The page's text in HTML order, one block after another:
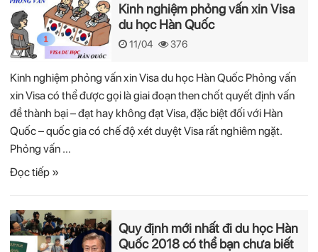
Kinh nghiệm phỏng vấn xin Visa
du học Hàn Quốc
11/04 376
Kinh nghiệm phỏng vấn xin Visa du học Hàn Quốc Phỏng vấn
xin Visa có thể được gọi là giai đoạn then chốt quyết định vấn
đề thành bại – đạt hay không đạt Visa, đặc biệt đối với Hàn
Quốc – quốc gia có chế độ xét duyệt Visa rất nghiêm ngặt.
Phỏng vấn …
Đọc tiếp »
Quy định mới nhất đi du học Hàn
Quốc 2018 có thể bạn chưa biết